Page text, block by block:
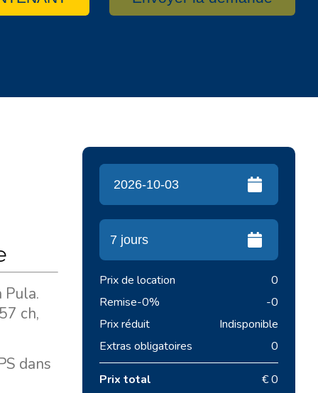
Pula.
ch,
dans
Prix de location
0
Remise-0%
-0
Prix réduit
Indisponible
Extras obligatoires
0
Prix total € 0